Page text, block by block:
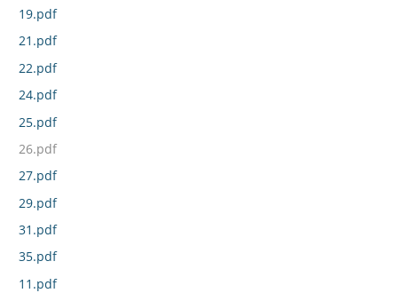
19.pdf
21.pdf
22.pdf
24.pdf
25.pdf
26.pdf
27.pdf
29.pdf
31.pdf
35.pdf
11.pdf